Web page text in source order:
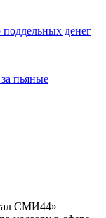
поддельных денег
пьяные
СМИ44»